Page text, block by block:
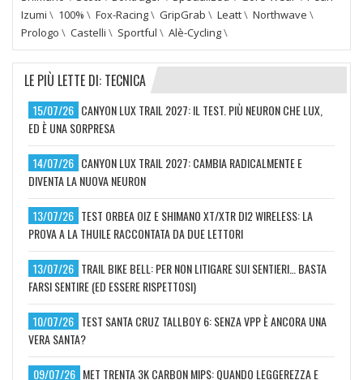
Izumi \ 100% \ Fox-Racing\ GripGrab \ Leatt\ Northwave \
Prologo \ Castelli \ Sportful \ Alè-Cycling\
LE PIÙ LETTE DI: TECNICA
15/07/26 CANYON LUX TRAIL 2027: IL TEST. PIÙ NEURON CHE LUX,
ED È UNA SORPRESA
14/07/26 CANYON LUX TRAIL 2027: CAMBIA RADICALMENTE E
DIVENTA LA NUOVA NEURON
13/07/26 TEST ORBEA OIZ E SHIMANO XT/XTR DI2 WIRELESS: LA
PROVA A LA THUILE RACCONTATA DA DUE LETTORI
13/07/26 TRAIL BIKE BELL: PER NON LITIGARE SUI SENTIERI… BASTA
FARSI SENTIRE (ED ESSERE RISPETTOSI)
10/07/26 TEST SANTA CRUZ TALLBOY 6: SENZA VPP È ANCORA UNA
VERA SANTA?
09/07/26 MET TRENTA 3K CARBON MIPS: QUANDO LEGGEREZZA E